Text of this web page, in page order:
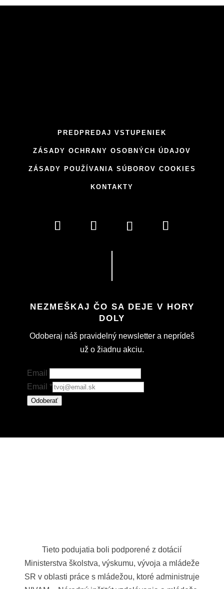
PREDPREDAJ VSTUPENIEK
ZÁSADY OCHRANY OSOBNÝCH ÚDAJOV
ZÁSADY POUŽÍVANIA SÚBOROV COOKIES
KONTAKTY
NEZMEŠKAJ ČO SA DEJE V HORY
DOLY
Odoberaj náš pravidelný newsletter a neprídeš
už o žiadnu akciu.
Email
Email*
Odoberať
Tieto podujatia boli podporené z dotácií
Ministerstva školstva, výskumu, vývoja a mládeže
SR v oblasti práce s mládežou, ktoré administruje